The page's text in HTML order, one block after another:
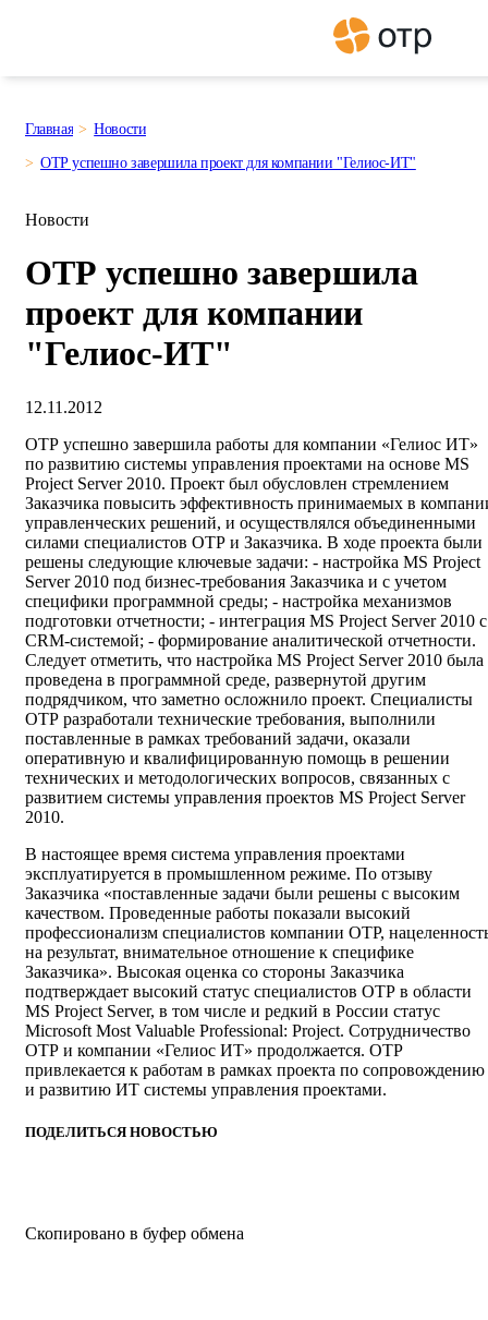
Главная Новости
ОТР успешно завершила проект для компании "Гелиос-ИТ"
Новости
ОТР успешно завершила
проект для компании
"Гелиос-ИТ"
12.11.2012
ОТР успешно завершила работы для компании «Гелиос ИТ»
по развитию системы управления проектами на основе MS
Project Server 2010. Проект был обусловлен стремлением
Заказчика повысить эффективность принимаемых в
управленческих решений, и осуществлялся объединенными
силами специалистов ОТР и Заказчика. В ходе проекта были
решены следующие ключевые задачи: - настройка MS Project
Server 2010 под бизнес-требования Заказчика и с учетом
специфики программной среды; - настройка механизмов
подготовки отчетности; - интеграция MS Project Server 2010 с
CRM-системой; - формирование аналитической отчетности.
Следует отметить, что настройка MS Project Server 2010 была
проведена в программной среде, развернутой другим
подрядчиком, что заметно осложнило проект. Специалисты
ОТР разработали технические требования, выполнили
поставленные в рамках требований задачи, оказали
оперативную и квалифицированную помощь в решении
технических и методологических вопросов, связанных с
развитием системы управления проектов MS Project Server
2010.
В настоящее время система управления проектами
эксплуатируется в промышленном режиме. По отзыву
Заказчика «поставленные задачи были решены с высоким
качеством. Проведенные работы показали высокий
профессионализм специалистов компании ОТР,
на результат, внимательное отношение к специфике
Заказчика». Высокая оценка со стороны Заказчика
подтверждает высокий статус специалистов ОТР в области
MS Project Server, в том числе и редкий в России статус
Microsoft Most Valuable Professional: Project. Сотрудничество
ОТР и компании «Гелиос ИТ» продолжается. ОТР
привлекается к работам в рамках проекта по сопровождению
и развитию ИТ системы управления проектами.
ПОДЕЛИТЬСЯ НОВОСТЬЮ
Скопировано в буфер обмена